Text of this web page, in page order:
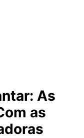
As
as